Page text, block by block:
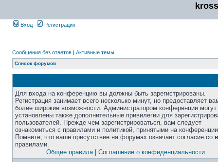
Вход Регистрация
Сообщения без ответов | Активные темы
Список форумов
Для входа на конференцию вы должны быть зарегистрированы.
Регистрация занимает всего несколько минут, но предоставляет
более широкие возможности. Администратором конференции
установлены также дополнительные привилегии для
пользователей. Прежде чем зарегистрироваться, вам следует
ознакомиться с правилами и политикой, принятыми на
Помните, что ваше присутствие на форумах означает согласие со
правилами.
Общие правила| Соглашение о конфиденциальности